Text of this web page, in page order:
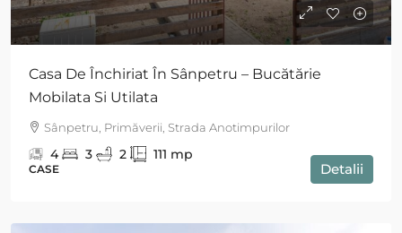
Casa De Închiriat În Sânpetru – Bucătărie
Mobilata Si Utilata
Sânpetru, Primăverii, Strada Anotimpurilor
4 3 2 111 mp
CASE Detalii